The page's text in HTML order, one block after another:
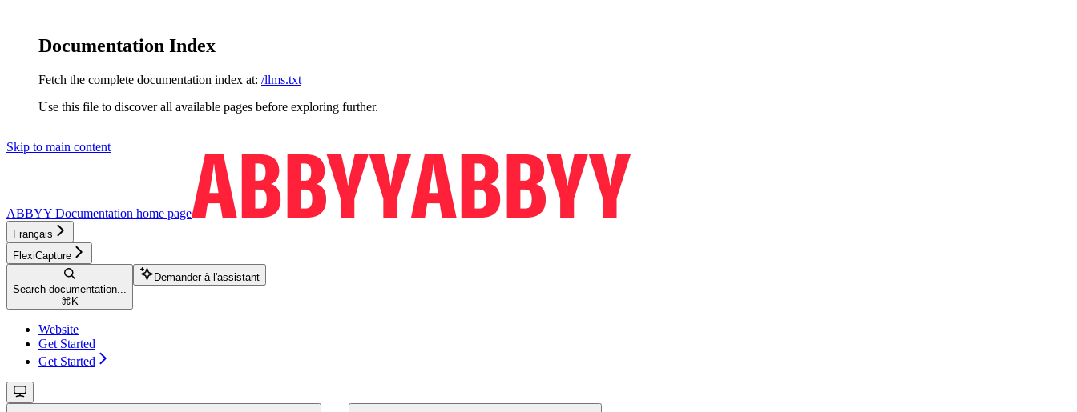
Documentation Index
Fetch the complete documentation index at: /llms.txt
Use this file to discover all available pages before exploring further.
Skip to main content
ABBYY Documentation home page
Français
FlexiCapture
Search documentation...
⌘ K
Demander à l'assistant
Website
Get Started
Get Started